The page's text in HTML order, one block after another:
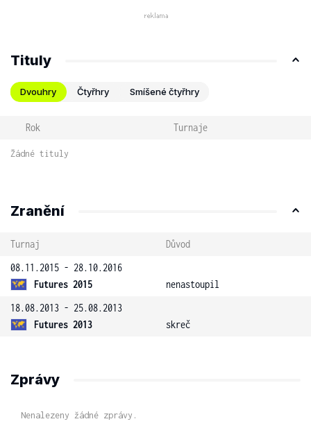
Tituly
Dvouhry Čtyřhry Smíšené čtyřhry
Rok Turnaje
Žádné tituly
Zranění
Turnaj
Důvod
08.11.2015 - 28.10.2016
Futures 2015
nenastoupil
18.08.2013 - 25.08.2013
Futures 2013
skreč
Zprávy
Nenalezeny žádné zprávy.